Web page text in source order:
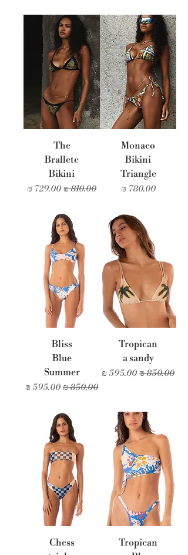
Monaco
Bikini
Triangle
מחיר‏780.00 ‏₪
The
Brallete
Bikini
מחיר רגיל מחיר מבצע
Tropican
a sandy
מחיר רגיל מחיר מבצע
Bliss
Blue
Summer
מחיר רגיל מחיר מבצע
Tropican
Chess